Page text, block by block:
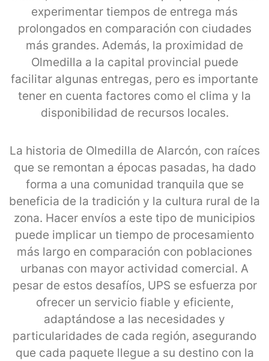
experimentar tiempos de entrega más
prolongados en comparación con ciudades
más grandes. Además, la proximidad de
Olmedilla a la capital provincial puede
facilitar algunas entregas, pero es importante
tener en cuenta factores como el clima y la
disponibilidad de recursos locales.
La historia de Olmedilla de Alarcón, con raíces
que se remontan a épocas pasadas, ha dado
forma a una comunidad tranquila que se
beneficia de la tradición y la cultura rural de la
zona. Hacer envíos a este tipo de municipios
puede implicar un tiempo de procesamiento
más largo en comparación con poblaciones
urbanas con mayor actividad comercial. A
pesar de estos desafíos, UPS se esfuerza por
ofrecer un servicio fiable y eficiente,
adaptándose a las necesidades y
particularidades de cada región, asegurando
que cada paquete llegue a su destino con la